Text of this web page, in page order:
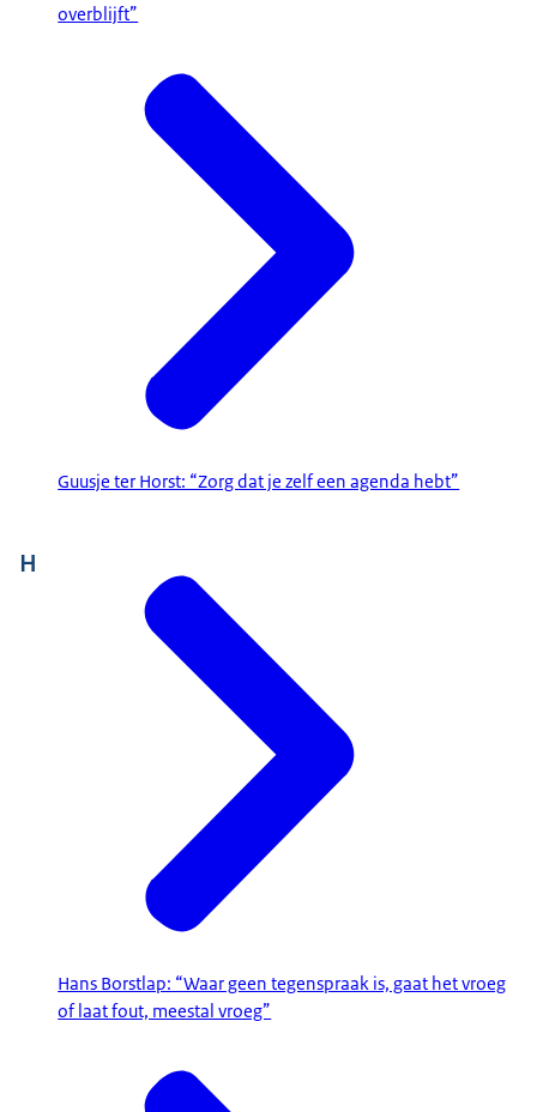
overblijft”
Guusje ter Horst: “Zorg dat je zelf een agenda hebt”
H
Hans Borstlap: “Waar geen tegenspraak is, gaat het vroeg
of laat fout, meestal vroeg”